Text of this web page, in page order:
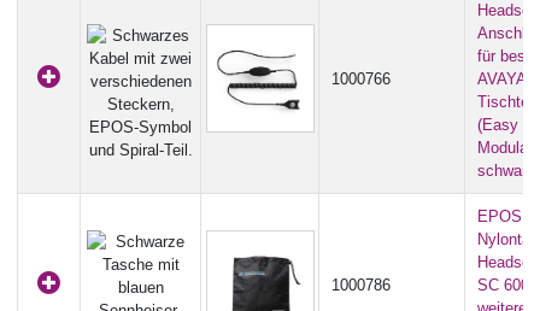
1000766
Headset-
für
AVAYA
(Easy
schwarz
1000786
EPOS
SC 600